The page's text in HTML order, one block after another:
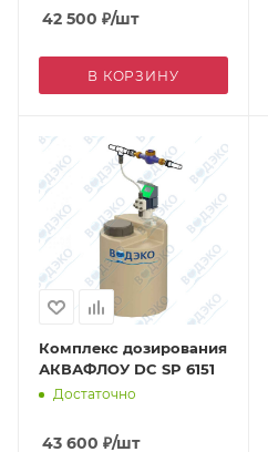
42 500 ₽/шт
В КОРЗИНУ
Комплекс дозирования
АКВАФЛОУ DC SP 6151
Достаточно
43 600 ₽/шт